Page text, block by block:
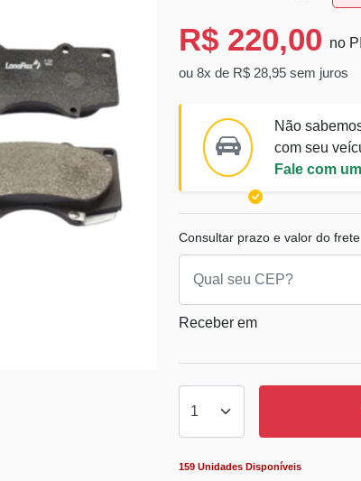
R$ 220,00 no
ou 8x de R$ 28,95 sem juros
Não
com seu
Fale com
Consultar prazo e valor do frete
Receber em
159 Unidades Disponíveis